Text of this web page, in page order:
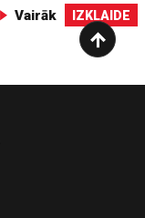
Vairāk IZKLAIDE